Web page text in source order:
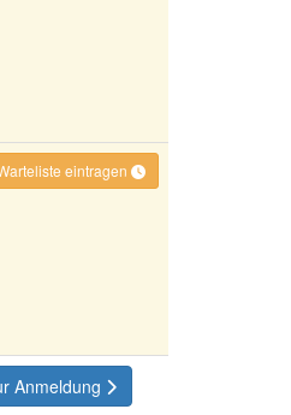
eintragen
Anmeldung